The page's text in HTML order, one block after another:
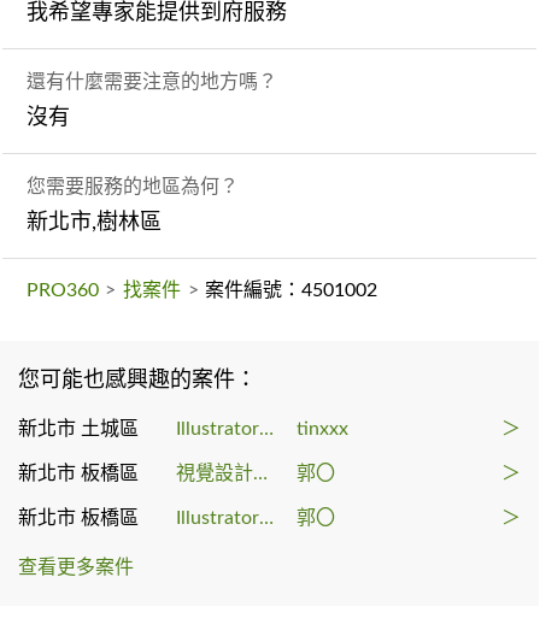
我希望專家能提供到府服務
還有什麼需要注意的地方嗎？
沒有
您需要服務的地區為何？
新北市,樹林區
PRO360 > 找案件 > 案件編號：4501002
您可能也感興趣的案件：
新北市 土城區 Illustrator教學 tinxxx ＞
新北市 板橋區 視覺設計課程 郭〇 ＞
新北市 板橋區 Illustrator教學 郭〇 ＞
查看更多案件